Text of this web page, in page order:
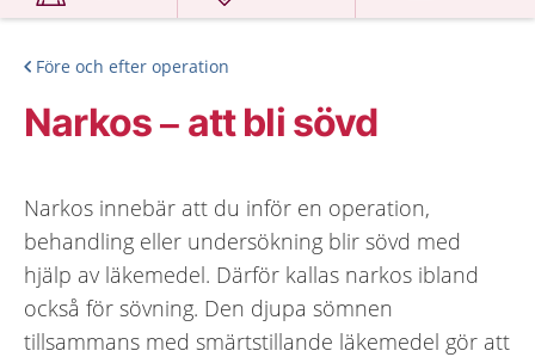
Före och efter operation
Narkos – att bli sövd
Narkos innebär att du inför en operation,
behandling eller undersökning blir sövd med
hjälp av läkemedel. Därför kallas narkos ibland
också för sövning. Den djupa sömnen
tillsammans med smärtstillande läkemedel gör att